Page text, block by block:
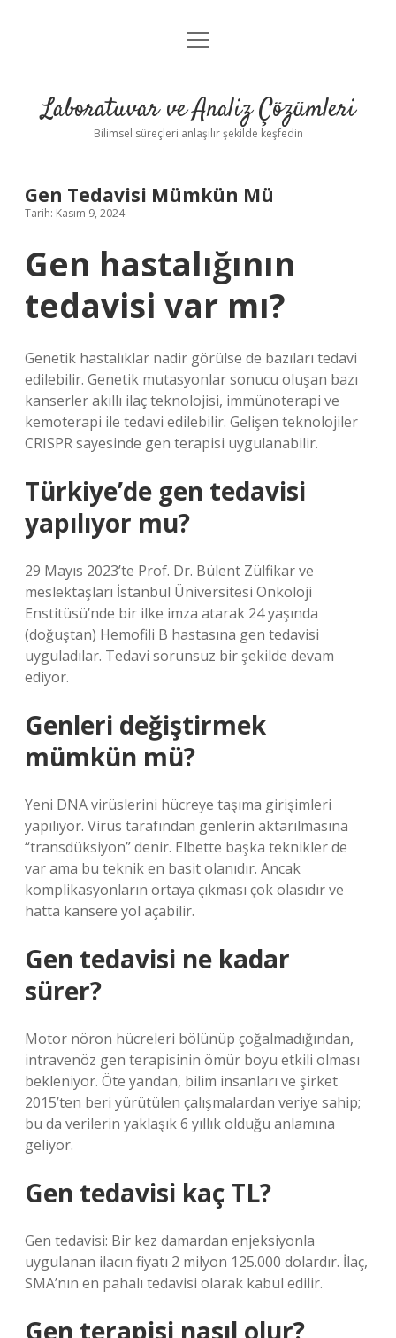
Anasayfa
Yasal Uyarı
menüyü
Laboratuvar ve Analiz Çözümleri
Bilimsel süreçleri anlaşılır şekilde keşfedin
Gen Tedavisi Mümkün Mü
Tarih: Kasım 9, 2024
Gen hastalığının
tedavisi var mı?
Genetik hastalıklar nadir görülse de bazıları tedavi
edilebilir. Genetik mutasyonlar sonucu oluşan bazı
kanserler akıllı ilaç teknolojisi, immünoterapi ve
kemoterapi ile tedavi edilebilir. Gelişen teknolojiler
CRISPR sayesinde gen terapisi uygulanabilir.
Türkiye’de gen tedavisi
yapılıyor mu?
29 Mayıs 2023’te Prof. Dr. Bülent Zülfikar ve
meslektaşları İstanbul Üniversitesi Onkoloji
Enstitüsü’nde bir ilke imza atarak 24 yaşında
(doğuştan) Hemofili B hastasına gen tedavisi
uyguladılar. Tedavi sorunsuz bir şekilde devam
ediyor.
Genleri değiştirmek
mümkün mü?
Yeni DNA virüslerini hücreye taşıma girişimleri
yapılıyor. Virüs tarafından genlerin aktarılmasına
“transdüksiyon” denir. Elbette başka teknikler de
var ama bu teknik en basit olanıdır. Ancak
komplikasyonların ortaya çıkması çok olasıdır ve
hatta kansere yol açabilir.
Gen tedavisi ne kadar
sürer?
Motor nöron hücreleri bölünüp çoğalmadığından,
intravenöz gen terapisinin ömür boyu etkili olması
bekleniyor. Öte yandan, bilim insanları ve şirket
2015’ten beri yürütülen çalışmalardan veriye sahip;
bu da verilerin yaklaşık 6 yıllık olduğu anlamına
geliyor.
Gen tedavisi kaç TL?
Gen tedavisi: Bir kez damardan enjeksiyonla
uygulanan ilacın fiyatı 2 milyon 125.000 dolardır. İlaç,
SMA’nın en pahalı tedavisi olarak kabul edilir.
Gen terapisi nasıl olur?